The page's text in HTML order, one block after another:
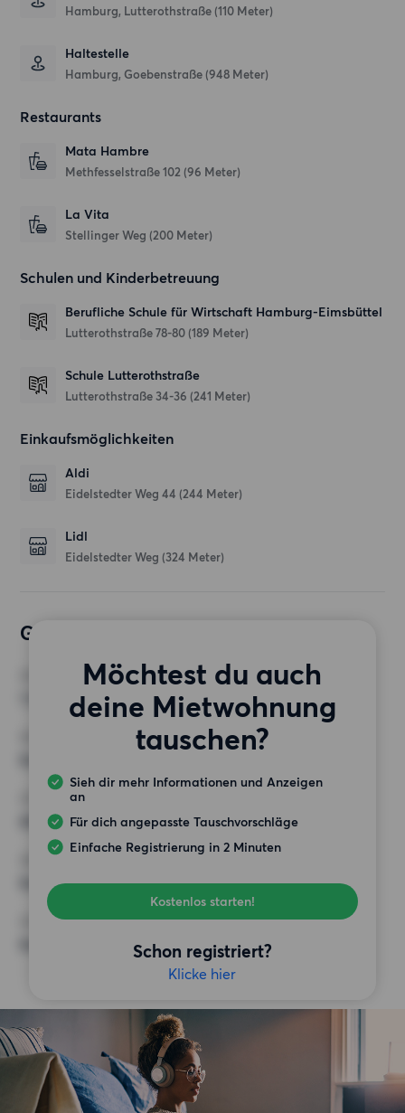
Hamburg, Lutterothstraße (110 Meter)
Haltestelle
Hamburg, Goebenstraße (948 Meter)
Restaurants
Mata Hambre
Methfesselstraße 102 (96 Meter)
La Vita
Stellinger Weg (200 Meter)
Schulen und Kinderbetreuung
Berufliche Schule für Wirtschaft Hamburg-Eimsbüttel
Lutterothstraße 78-80 (189 Meter)
Schule Lutterothstraße
Lutterothstraße 34-36 (241 Meter)
Einkaufsmöglichkeiten
Aldi
Eidelstedter Weg 44 (244 Meter)
Lidl
Eidelstedter Weg (324 Meter)
Gewünschte Wohnung
Möchtest du auch
deine Mietwohnung
tauschen?
Sieh dir mehr Informationen und Anzeigen
an
Für dich angepasste Tauschvorschläge
Einfache Registrierung in 2 Minuten
Kostenlos starten!
Schon registriert?
Klicke hier
1 Zimmer
MINDESTANZAHL AN QUADRATMETERN
HÖCHSTMIETE (KALTMIETE)
650 EUR
Keine besonderen Anforderungen
SONSTIGE PRÄFERENZEN
Keine bestimmten Präferenzen